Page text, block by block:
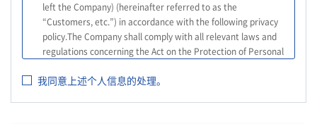
left the Company) (hereinafter referred to as the
“Customers, etc.”) in accordance with the following privacy
policy.The Company shall comply with all relevant laws and
regulations concerning the Act on the Protection of Personal
as the Guidelines on the Law on the Protection of Personal
我同意上述个人信息的处理。